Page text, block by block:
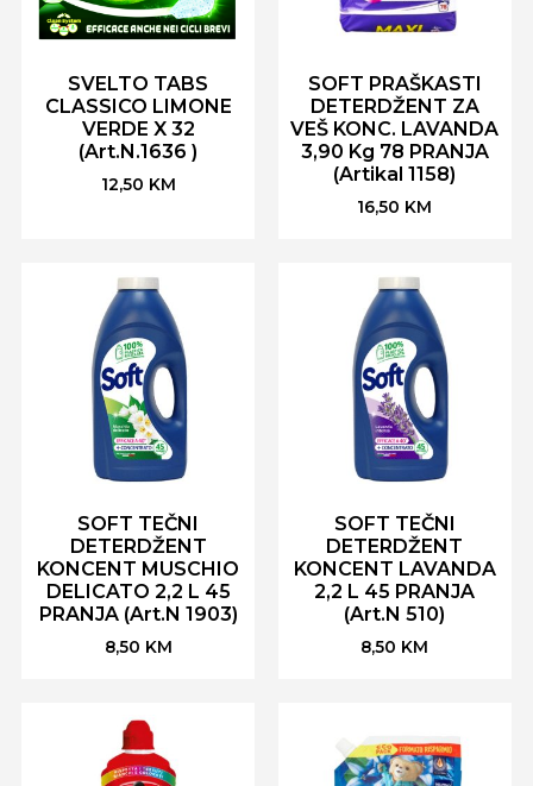
SVELTO TABS
CLASSICO LIMONE
VERDE X 32
(Art.N.1636 )
12,50 KM
SOFT PRAŠKASTI
DETERDŽENT ZA
VEŠ KONC. LAVANDA
3,90 Kg 78 PRANJA
(Artikal 1158)
16,50 KM
SOFT TEČNI
DETERDŽENT
KONCENT MUSCHIO
DELICATO 2,2 L 45
PRANJA (Art.N 1903)
8,50 KM
SOFT TEČNI
DETERDŽENT
KONCENT LAVANDA
2,2 L 45 PRANJA
(Art.N 510)
8,50 KM